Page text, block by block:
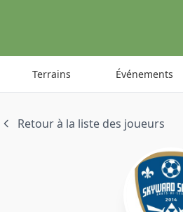
Terrains Événements
Retour à la liste des joueurs